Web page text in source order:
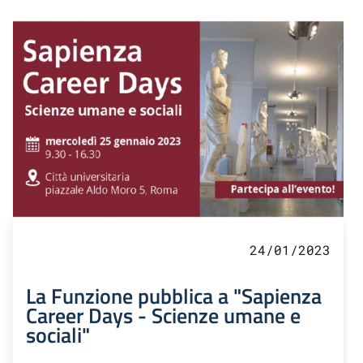
24/01/2023
La Funzione pubblica a "Sapienza
Career Days - Scienze umane e
sociali"